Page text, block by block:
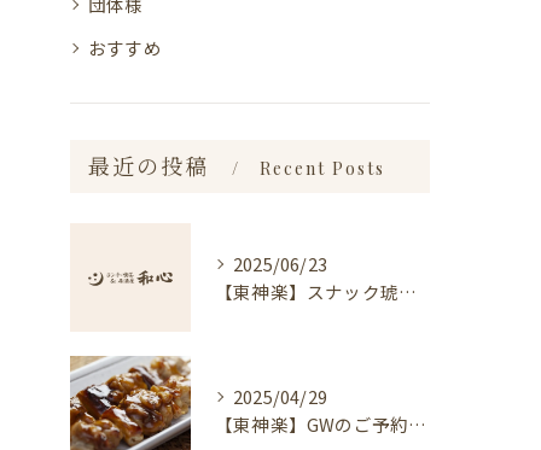
おすすめ
最近の投稿 Recent Posts
2025/06/23
【東神楽】スナック琥珀についてのお知らせ｜ランチ・喫茶＆居酒屋 和心
2025/04/29
【東神楽】GWのご予約受付中！｜ランチ・喫茶＆居酒屋 和心